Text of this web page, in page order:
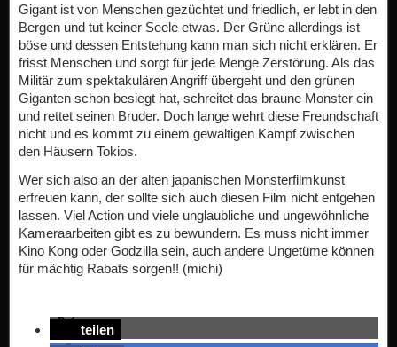
Gigant ist von Menschen gezüchtet und friedlich, er lebt in den
Bergen und tut keiner Seele etwas. Der Grüne allerdings ist
böse und dessen Entstehung kann man sich nicht erklären. Er
frisst Menschen und sorgt für jede Menge Zerstörung. Als das
Militär zum spektakulären Angriff übergeht und den grünen
Giganten schon besiegt hat, schreitet das braune Monster ein
und rettet seinen Bruder. Doch lange wehrt diese Freundschaft
nicht und es kommt zu einem gewaltigen Kampf zwischen
den Häusern Tokios.
Wer sich also an der alten japanischen Monsterfilmkunst
erfreuen kann, der sollte sich auch diesen Film nicht entgehen
lassen. Viel Action und viele unglaubliche und ungewöhnliche
Kameraarbeiten gibt es zu bewundern. Es muss nicht immer
Kino Kong oder Godzilla sein, auch andere Ungetüme können
für mächtig Rabats sorgen!! (michi)
teilen